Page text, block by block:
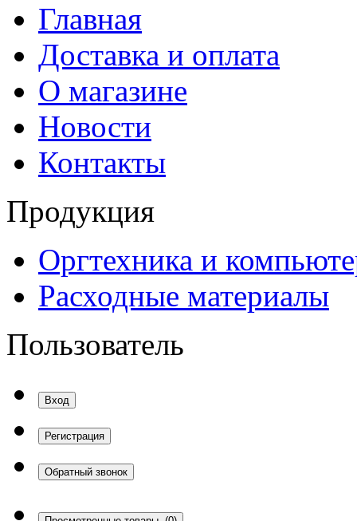
Главная
Доставка и оплата
О магазине
Новости
Контакты
Продукция
Оргтехника и
Расходные материалы
Пользователь
Вход
Регистрация
Обратный звонок